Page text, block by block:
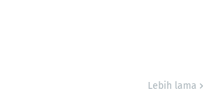
Lebih lama